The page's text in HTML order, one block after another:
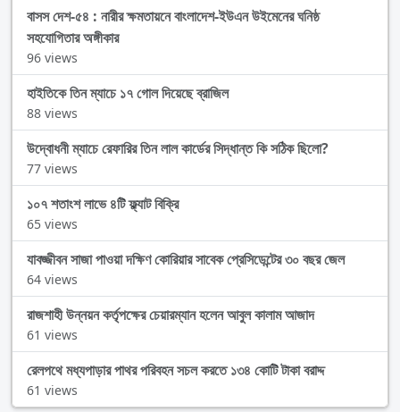
বাসস দেশ-৫৪ : নারীর ক্ষমতায়নে বাংলাদেশ-ইউএন উইমেনের ঘনিষ্ঠ
সহযোগিতার অঙ্গীকার
96 views
হাইতিকে তিন ম্যাচে ১৭ গোল দিয়েছে ব্রাজিল
88 views
উদ্বোধনী ম্যাচে রেফারির তিন লাল কার্ডের সিদ্ধান্ত কি সঠিক ছিলো?
77 views
১০৭ শতাংশ লাভে ৪টি ফ্ল্যাট বিক্রি
65 views
যাবজ্জীবন সাজা পাওয়া দক্ষিণ কোরিয়ার সাবেক প্রেসিডেন্টের ৩০ বছর জেল
64 views
রাজশাহী উন্নয়ন কর্তৃপক্ষের চেয়ারম্যান হলেন আবুল কালাম আজাদ
61 views
রেলপথে মধ্যপাড়ার পাথর পরিবহন সচল করতে ১৩৪ কোটি টাকা বরাদ্দ
61 views